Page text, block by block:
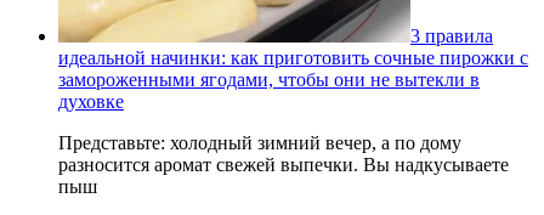
3 правила
идеальной начинки: как приготовить сочные пирожки с
замороженными ягодами, чтобы они не вытекли в
духовке
Представьте: холодный зимний вечер, а по дому
разносится аромат свежей выпечки. Вы надкусываете
пыш